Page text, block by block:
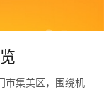
市集美区，围绕机